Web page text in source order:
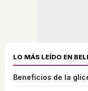
LO MÁS LEÍDO EN
Beneficios de la